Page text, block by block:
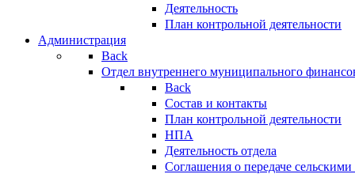
Деятельность
План контрольной деятельности
Администрация
Back
Отдел внутреннего муниципального
Back
Состав и контакты
План контрольной деятельности
НПА
Деятельность отдела
Соглашения о передаче